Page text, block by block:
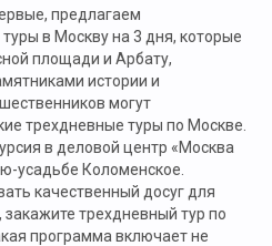
предлагаем
в Москву на 3 дня, которые
площади и Арбату,
истории и
могут
трехдневные туры по Москве.
в деловой центр «Москва
усадьбе Коломенское.
качественный досуг для
трехдневный тур по
программа включает не